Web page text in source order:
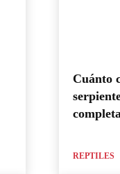
Cuánto
REPTILES